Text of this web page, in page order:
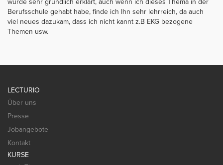
wurde sehr gründlich erklärt, auch wenn ich dieses Thema in der
Berufsschule gehabt habe, finde ich Ihn sehr lehrreich, da auch
viel neues dazukam, dass ich nicht kannt z.B EKG bezogene
Themen usw.
LECTURIO
Über uns
Presse
Jobangebote
Kontakt
KURSE